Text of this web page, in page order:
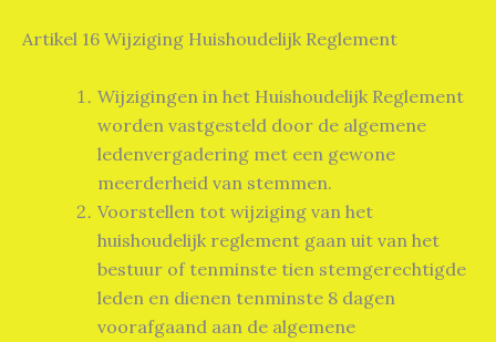
Artikel 16 Wijziging Huishoudelijk Reglement
Wijzigingen in het Huishoudelijk Reglement
worden vastgesteld door de algemene
ledenvergadering met een gewone
meerderheid van stemmen.
Voorstellen tot wijziging van het
huishoudelijk reglement gaan uit van het
bestuur of tenminste tien stemgerechtigde
leden en dienen tenminste 8 dagen
voorafgaand aan de algemene